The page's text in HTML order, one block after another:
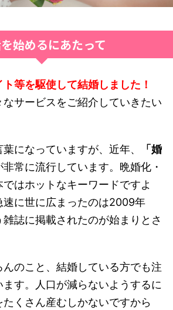
始めるにあたって
等を駆使して結婚しました！
サービスをご紹介していきたい
になっていますが、近年、
「婚
非常に流行しています。晩婚化・
はホットなキーワードですよ
速に世に広まったのは2009年
誌に掲載されたのが始まりとさ
のこと、結婚している方でも注
ます。人口が減らないようするに
くさん産むしかないですから